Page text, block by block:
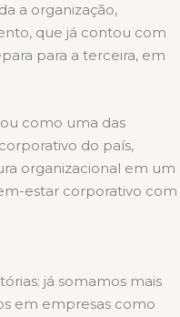
a organização,
que já contou com
para a terceira, em
como uma das
do país,
organizacional em um
estar corporativo com
já somamos mais
em empresas como